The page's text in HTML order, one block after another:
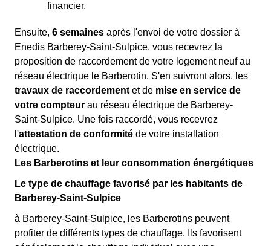
financier.
Ensuite, 6 semaines après l'envoi de votre dossier à
Enedis Barberey-Saint-Sulpice, vous recevrez la
proposition de raccordement de votre logement neuf au
réseau électrique le Barberotin. S'en suivront alors, les
travaux de raccordement et de mise en service de
votre compteur au réseau électrique de Barberey-
Saint-Sulpice. Une fois raccordé, vous recevrez
l'attestation de conformité de votre installation
électrique.
Les Barberotins et leur consommation énergétiques
Le type de chauffage favorisé par les habitants de
Barberey-Saint-Sulpice
à Barberey-Saint-Sulpice, les Barberotins peuvent
profiter de différents types de chauffage. Ils favorisent